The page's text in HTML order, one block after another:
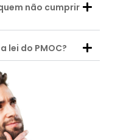
não cumprir
lei do PMOC?